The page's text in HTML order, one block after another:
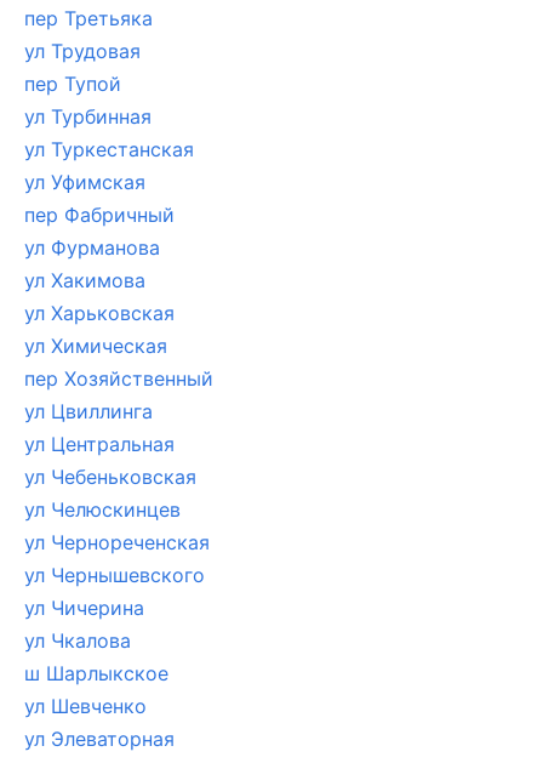
пер Третьяка
ул Трудовая
пер Тупой
ул Турбинная
ул Туркестанская
ул Уфимская
пер Фабричный
ул Фурманова
ул Хакимова
ул Харьковская
ул Химическая
пер Хозяйственный
ул Цвиллинга
ул Центральная
ул Чебеньковская
ул Челюскинцев
ул Чернореченская
ул Чернышевского
ул Чичерина
ул Чкалова
ш Шарлыкское
ул Шевченко
ул Элеваторная